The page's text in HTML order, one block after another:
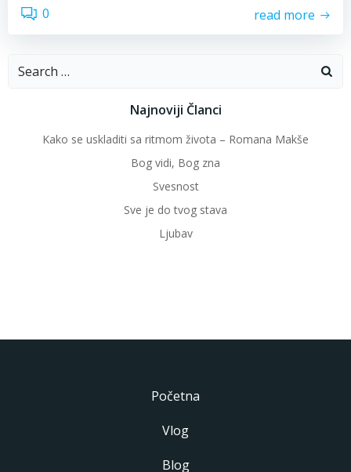
0 read more
Search
Najnoviji Članci
Kako se uskladiti sa ritmom života – Romana Makše
Bog vidi, Bog zna
Svesnost
Sve je do tvog stava
Ljubav
Početna
Vlog
Blog